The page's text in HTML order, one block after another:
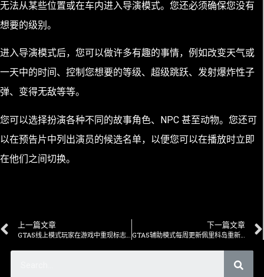
无法从某些位置或在车内进入导演模式。您还必须确保您没有
想要的级别。
进入导演模式后，您可以做许多有趣的事情，例如改变天气或
一天中的时间、控制您想要的等级、超级跳跃、发射爆炸性子
弹、变得无敌等等。
您可以选择扮演各种不同的故事角色、NPC 甚至动物。您还可
以在预告片中列出演员的候选名单，以便您可以在播放时立即
在他们之间切换。
上一篇文章
GTA5线上模式玩家在游戏中重现标志性的粉红色汽车
下一篇文章
GTA5辅助模式每周更新佩里科岛重新引入黑豹雕像